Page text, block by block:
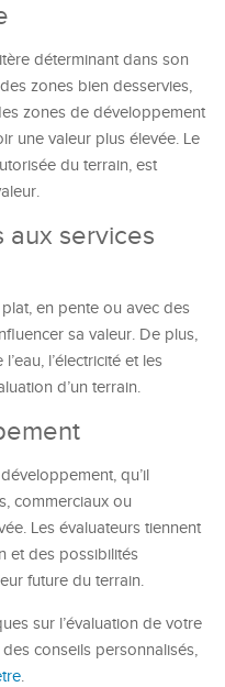
déterminant dans son
zones bien desservies,
zones de développement
une valeur plus élevée. Le
du terrain, est
services
plat, en pente ou avec des
sa valeur. De plus,
l’électricité et les
d’un terrain.
qu’il
commerciaux ou
Les évaluateurs tiennent
et des possibilités
future du terrain.
sur l’évaluation de votre
conseils personnalisés,
.